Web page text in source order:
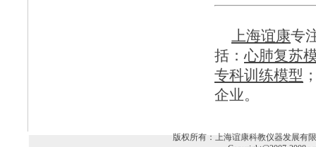
上海谊康专
括：心肺复苏
专科训练模型
企业。
版权所有：上海谊康科教仪器发展有限